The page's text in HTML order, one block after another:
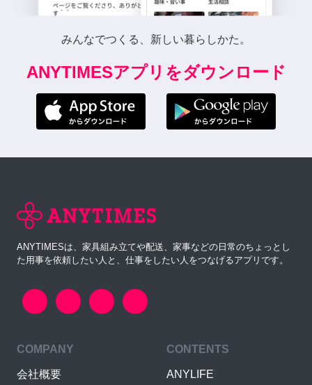
みんなでつくる、新しい暮らしかた。
ANYTIMESアプリをダウンロード
ANYTIMESは、家具組み立てや配送、家事などの日常のちょっとし
た用事を依頼したい人と、仕事をしたい人をつなげるアプリです。
COMPANY
会社概要
CONTENTS
ANYLIFE